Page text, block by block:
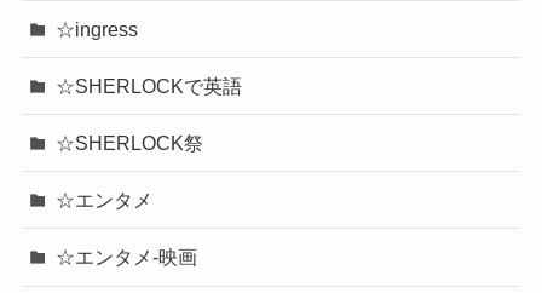
☆ingress
☆SHERLOCKで英語
☆SHERLOCK祭
☆エンタメ
☆エンタメ-映画